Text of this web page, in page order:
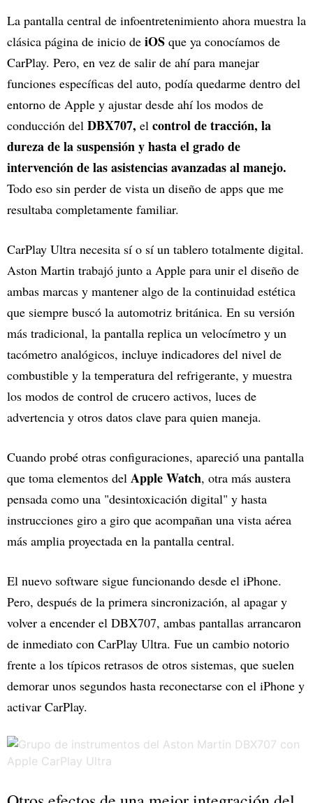
La pantalla central de infoentretenimiento ahora muestra la
clásica página de inicio de iOS que ya conocíamos de
CarPlay. Pero, en vez de salir de ahí para manejar
funciones específicas del auto, podía quedarme dentro del
entorno de Apple y ajustar desde ahí los modos de
conducción del DBX707, el control de tracción, la
dureza de la suspensión y hasta el grado de
intervención de las asistencias avanzadas al manejo.
Todo eso sin perder de vista un diseño de apps que me
resultaba completamente familiar.
CarPlay Ultra necesita sí o sí un tablero totalmente digital.
Aston Martin trabajó junto a Apple para unir el diseño de
ambas marcas y mantener algo de la continuidad estética
que siempre buscó la automotriz británica. En su versión
más tradicional, la pantalla replica un velocímetro y un
tacómetro analógicos, incluye indicadores del nivel de
combustible y la temperatura del refrigerante, y muestra
los modos de control de crucero activos, luces de
advertencia y otros datos clave para quien maneja.
Cuando probé otras configuraciones, apareció una pantalla
que toma elementos del Apple Watch, otra más austera
pensada como una "desintoxicación digital" y hasta
instrucciones giro a giro que acompañan una vista aérea
más amplia proyectada en la pantalla central.
El nuevo software sigue funcionando desde el iPhone.
Pero, después de la primera sincronización, al apagar y
volver a encender el DBX707, ambas pantallas arrancaron
de inmediato con CarPlay Ultra. Fue un cambio notorio
frente a los típicos retrasos de otros sistemas, que suelen
demorar unos segundos hasta reconectarse con el iPhone y
activar CarPlay.